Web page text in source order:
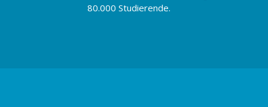
80.000 Studierende.